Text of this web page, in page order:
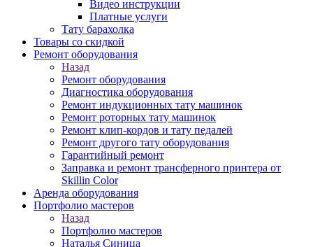
Видео инструкции
Платные услуги
Тату барахолка
Товары со скидкой
Ремонт оборудования
Назад
Ремонт оборудования
Диагностика оборудования
Ремонт индукционных тату машинок
Ремонт роторных тату машинок
Ремонт клип-кордов и тату педалей
Ремонт другого тату оборудования
Гарантийный ремонт
Заправка и ремонт трансферного принтера от
Skillin Color
Аренда оборудования
Портфолио мастеров
Назад
Портфолио мастеров
Наталья Синица